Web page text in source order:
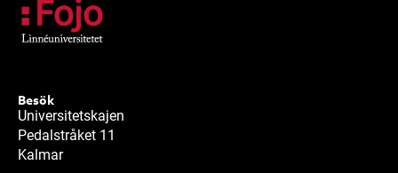
Besök
Universitetskajen
Pedalstråket 11
Kalmar